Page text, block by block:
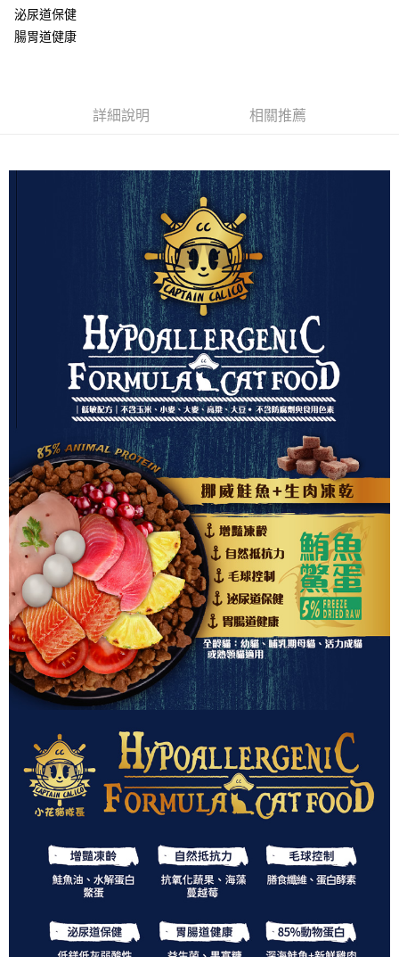
7-11取貨付款
每筆NT$100，滿NT$1,000(含以上)免運費
泌尿道保健
腸胃道健康
詳細說明 相關推薦